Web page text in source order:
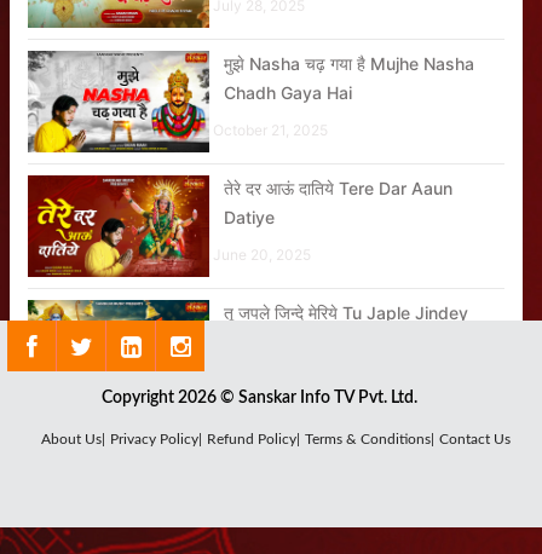
July 28, 2025
मुझे Nasha चढ़ गया है Mujhe Nasha
Chadh Gaya Hai
October 21, 2025
तेरे दर आऊं दातिये Tere Dar Aaun
Datiye
June 20, 2025
तू जपले जिन्दे मेरिये Tu Japle Jindey
कैसी होती है गुरु की महिमा?
Copyright 2026 © Sanskar Info TV Pvt. Ltd.
About Us| Privacy Policy| Refund Policy| Terms & Conditions| Contact Us